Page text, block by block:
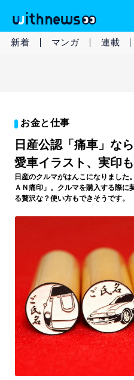
新着 マンガ 連載
お金と仕事
日産公認「痛車」な
愛車イラスト、実印
日産のクルマがはんこになりました
ＡＮ痛印」。クルマを購入する際に
る贅沢な？使い方もできそうです。